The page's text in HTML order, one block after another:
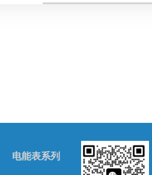
水的电、油、煤气的
电能表系列